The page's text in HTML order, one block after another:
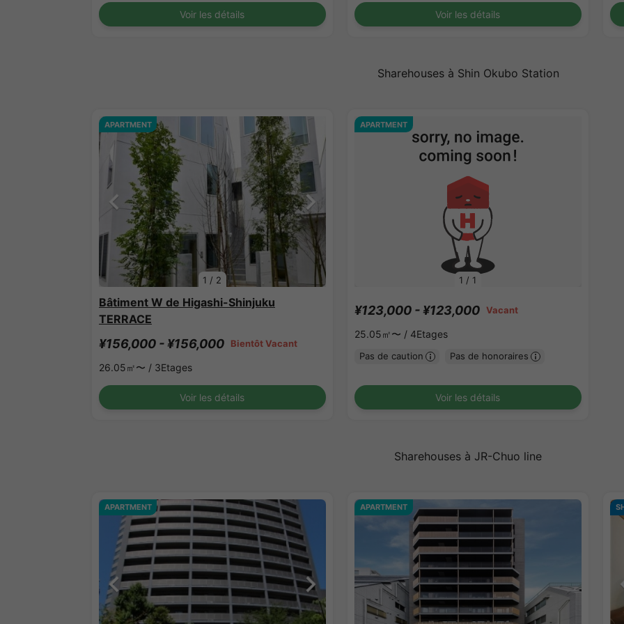
Voir les détails Voir les détails
Sharehouses à Shin Okubo Station
1 / 2
APARTMENT
Bâtiment W de Higashi-Shinjuku
TERRACE
¥156,000 - ¥156,000 Bientôt Vacant
26.05㎡〜 / 3Etages
Voir les détails
1 / 1
APARTMENT
¥123,000 - ¥123,000 Vacant
25.05㎡〜 / 4Etages
Pas de caution Pas de honoraires
Voir les détails
Sharehouses à JR-Chuo line
APARTMENT APARTMENT